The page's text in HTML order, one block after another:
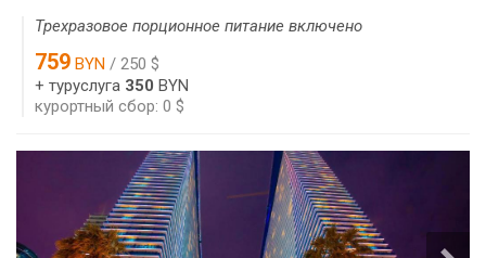
Трехразовое порционное питание включено
759 BYN / 250 $
+ туруслуга 350 BYN
курортный сбор: 0 $